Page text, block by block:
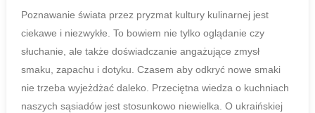
Poznawanie świata przez pryzmat kultury kulinarnej jest
ciekawe i niezwykłe. To bowiem nie tylko oglądanie czy
słuchanie, ale także doświadczanie angażujące zmysł
smaku, zapachu i dotyku. Czasem aby odkryć nowe smaki
nie trzeba wyjeżdżać daleko. Przeciętna wiedza o kuchniach
naszych sąsiadów jest stosunkowo niewielka. O ukraińskiej